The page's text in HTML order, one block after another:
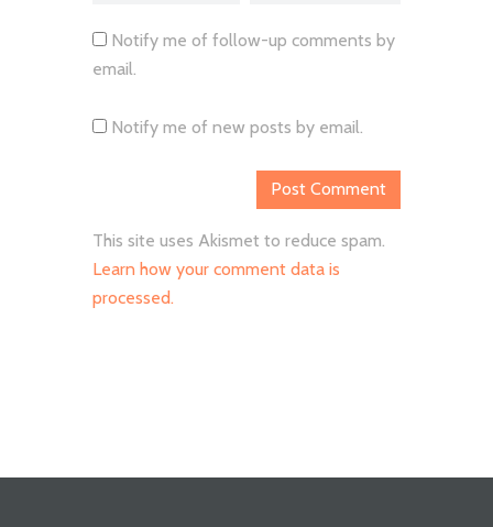
Notify me of follow-up comments by
email.
Notify me of new posts by email.
This site uses Akismet to reduce spam.
Learn how your comment data is
processed.